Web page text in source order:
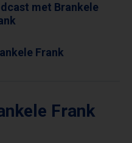
met Brankele
Frank
Frank